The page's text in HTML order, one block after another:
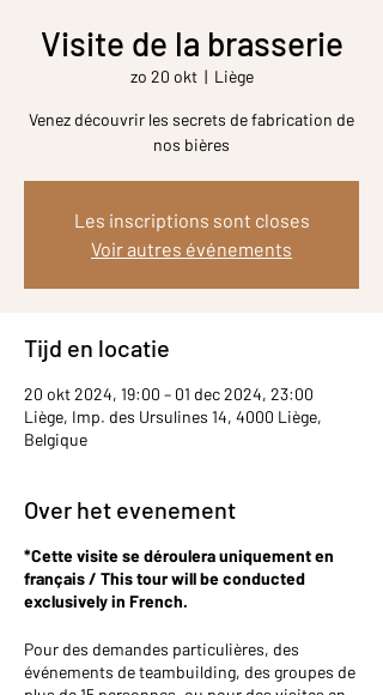
Visite de la brasserie
zo 20 okt
  |
Liège
Venez découvrir les secrets de fabrication de
nos bières
Les inscriptions sont closes
Voir autres événements
Tijd en locatie
20 okt 2024, 19:00 – 01 dec 2024, 23:00
Liège, Imp. des Ursulines 14, 4000 Liège,
Belgique
Over het evenement
*Cette visite se déroulera uniquement en
français / This tour will be conducted
exclusively in French.
Pour des demandes particulières, des
événements de teambuilding, des groupes de